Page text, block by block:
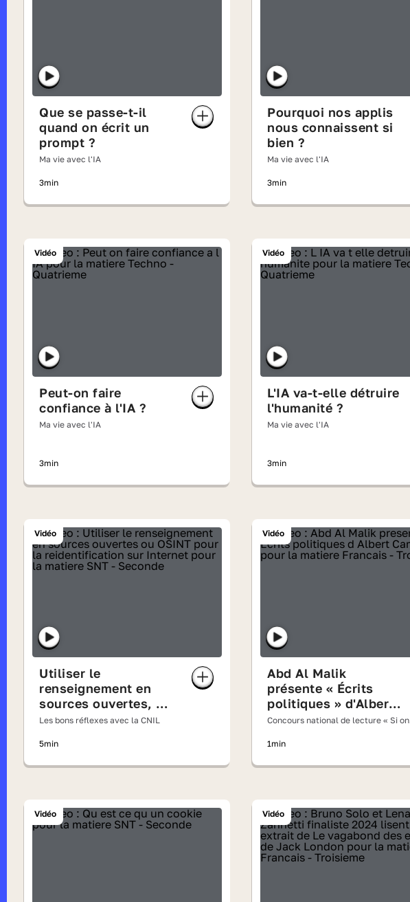
Que se passe-t-il
quand on écrit un
prompt ?
Ma vie avec l'IA
3min
Pourquoi nos applis
nous connaissent si
bien ?
Ma vie avec l'IA
3min
Vidéo
Peut-on faire
confiance à l'IA ?
Ma vie avec l'IA
3min
Vidéo
L'IA va-t-elle détruire
l'humanité ?
Ma vie avec l'IA
3min
Vidéo
Utiliser le
renseignement en
sources ouvertes, ou
OSINT, pour la
Internet
Les bons réflexes avec la CNIL
5min
Vidéo
Abd Al Malik
présente « Écrits
politiques » d'Albert
Camus
Concours national de lecture « Si on
1min
Vidéo Vidéo